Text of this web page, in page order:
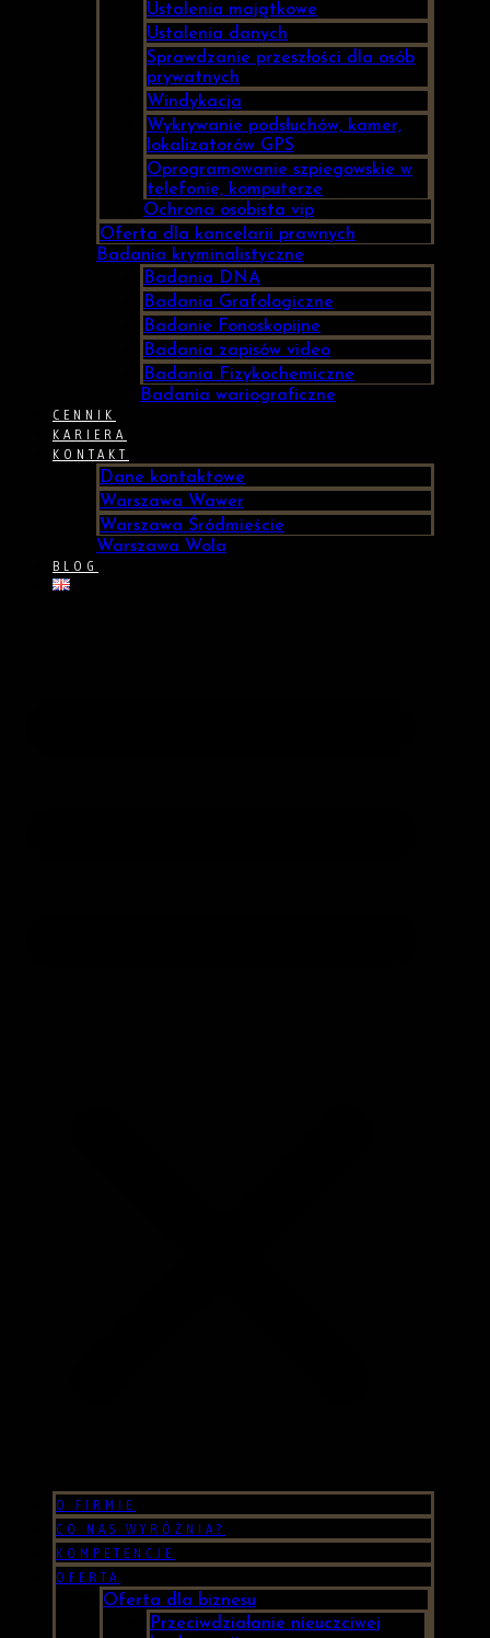
Ustalenia majątkowe
Ustalenia danych
Sprawdzanie przeszłości dla osób
prywatnych
Windykacja
Wykrywanie podsłuchów, kamer,
lokalizatorów GPS
Oprogramowanie szpiegowskie w
telefonie, komputerze
Ochrona osobista vip
Oferta dla kancelarii prawnych
Badania kryminalistyczne
Badania DNA
Badania Grafologiczne
Badanie Fonoskopijne
Badania zapisów video
Badania Fizykochemiczne
Badania wariograficzne
CENNIK
KARIERA
KONTAKT
Dane kontaktowe
Warszawa Wawer
Warszawa Śródmieście
Warszawa Wola
BLOG
O FIRMIE
CO NAS WYRÓŻNIA?
KOMPETENCJE
OFERTA
Oferta dla biznesu
Przeciwdziałanie nieuczciwej